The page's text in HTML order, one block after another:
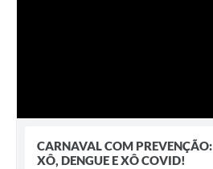
CARNAVAL COM PREVENÇÃO:
XÔ, DENGUE E XÔ COVID!